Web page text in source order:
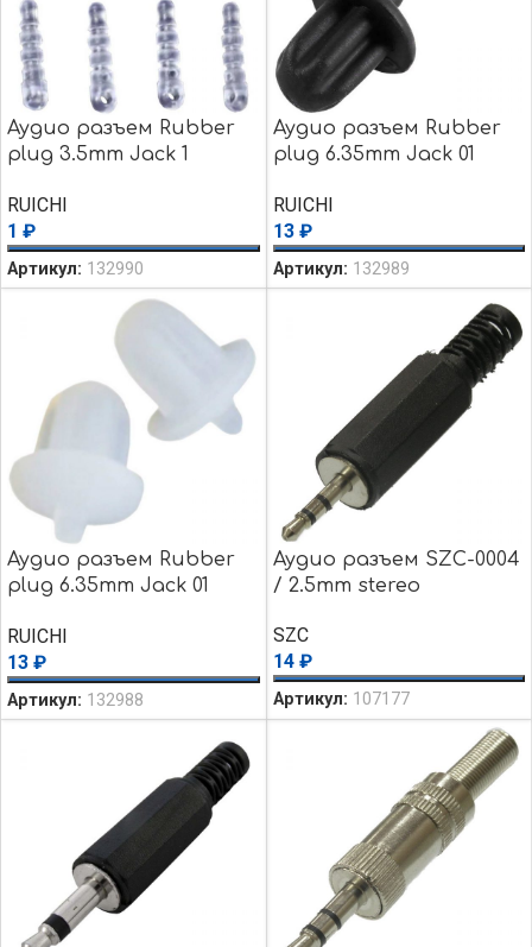
Аудио разъем Rubber
plug 3.5mm Jack 1
RUICHI
1 ₽
Артикул: 132990
Аудио разъем Rubber
plug 6.35mm Jack 01
RUICHI
13 ₽
Артикул: 132989
Аудио разъем Rubber
plug 6.35mm Jack 01
RUICHI
13 ₽
Артикул: 132988
Аудио разъем SZC-0004
/ 2.5mm stereo
SZC
14 ₽
Артикул: 107177